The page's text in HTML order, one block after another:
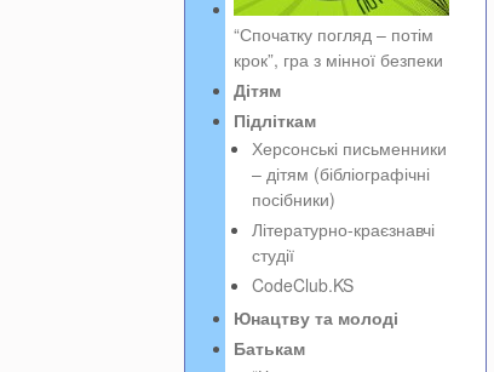
“Спочатку погляд – потім
крок”, гра з мінної безпеки
Дітям
Підліткам
Херсонські письменники
– дітям (бібліографічні
посібники)
Літературно-краєзнавчі
студії
CodeClub.KS
Юнацтву та молоді
Батькам